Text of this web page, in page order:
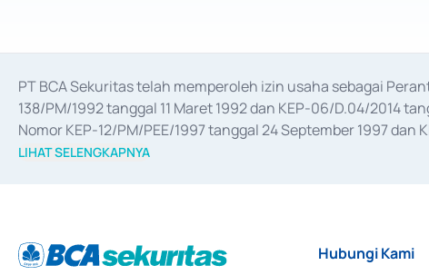
PT BCA Sekuritas telah memperoleh izin usaha sebagai
138/PM/1992 tanggal 11 Maret 1992 dan KEP-06/D.04/2014
Nomor KEP-12/PM/PEE/1997 tanggal 24 September 1997
merger, akuisisi, divestasi, dan
LIHAT SELENGKAPNYA
Hubungi Kami